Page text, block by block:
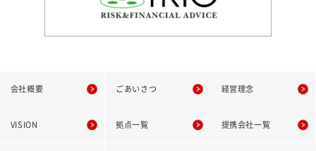
会社概要 ごあいさつ 経営理念
VISION 拠点一覧 提携会社一覧